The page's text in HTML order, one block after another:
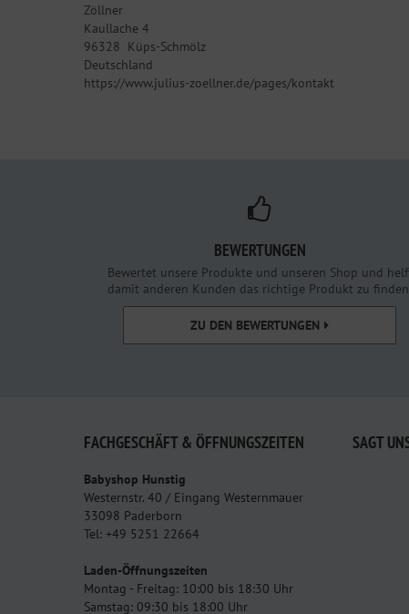
Zöllner
Kaullache 4
96328 Küps-Schmölz
Deutschland
https://www.julius-zoellner.de/pages/kontakt
BEWERTUNGEN
Bewertet unsere Produkte und unseren Shop und
damit anderen Kunden das richtige Produkt zu
ZU DEN BEWERTUNGEN
FACHGESCHÄFT & ÖFFNUNGSZEITEN
Babyshop Hunstig
Westernstr. 40 / Eingang Westernmauer
33098 Paderborn
Tel: +49 5251 22664
Laden-Öffnungszeiten
Montag - Freitag: 10:00 bis 18:30 Uhr
Samstag: 09:30 bis 18:00 Uhr
SAGT